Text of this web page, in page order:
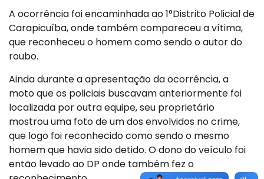
A ocorrência foi encaminhada ao 1°Distrito Policial de
Carapicuíba, onde também compareceu a vítima,
que reconheceu o homem como sendo o autor do
roubo.
Ainda durante a apresentação da ocorrência, a
moto que os policiais buscavam anteriormente foi
localizada por outra equipe, seu proprietário
mostrou uma foto de um dos envolvidos no crime,
que logo foi reconhecido como sendo o mesmo
homem que havia sido detido. O dono do veículo foi
então levado ao DP onde também fez o